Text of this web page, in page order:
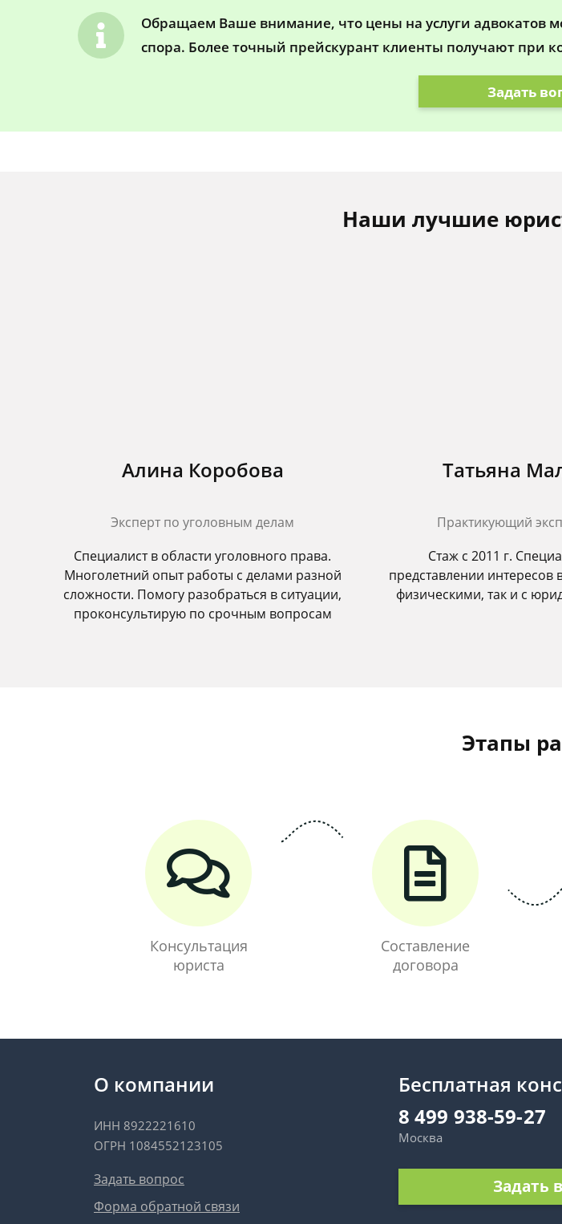
Обращаем Ваше внимание, что цены на услуги адвокатов
спора. Более точный прейскурант клиенты получают при
Задать
Наши лучшие
Алина Коробова
Эксперт по уголовным делам
Специалист в области уголовного права.
Многолетний опыт работы с делами разной
сложности. Помогу разобраться в ситуации,
проконсультирую по срочным вопросам
Татьяна
Практикующий
Стаж с 2011 г.
представлении интересов
физическими, так и с
Этапы
Консультация
юриста
Составление
договора
О компании
ИНН 8922221610
ОГРН 1084552123105
Задать вопрос
Форма обратной связи
Бесплатная
8 499 938-59-27
Москва
Задать